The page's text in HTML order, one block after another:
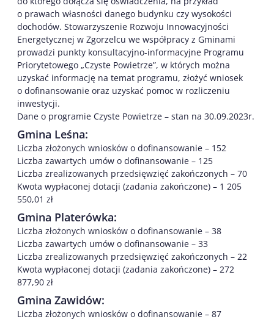
o prawach własności danego budynku czy wysokości
dochodów. Stowarzyszenie Rozwoju Innowacyjności
Energetycznej w Zgorzelcu we współpracy z Gminami
prowadzi punkty konsultacyjno-informacyjne Programu
Priorytetowego „Czyste Powietrze”, w których można
uzyskać informację na temat programu, złożyć wniosek
o dofinansowanie oraz uzyskać pomoc w rozliczeniu
inwestycji.
Dane o programie Czyste Powietrze – stan na 30.09.2023r.
Gmina Leśna:
Liczba złożonych wniosków o dofinansowanie – 152
Liczba zawartych umów o dofinansowanie – 125
Liczba zrealizowanych przedsięwzięć zakończonych – 70
Kwota wypłaconej dotacji (zadania zakończone) – 1 205
550,01 zł
Gmina Platerówka:
Liczba złożonych wniosków o dofinansowanie – 38
Liczba zawartych umów o dofinansowanie – 33
Liczba zrealizowanych przedsięwzięć zakończonych – 22
Kwota wypłaconej dotacji (zadania zakończone) – 272
877,90 zł
Gmina Zawidów:
Liczba złożonych wniosków o dofinansowanie – 87